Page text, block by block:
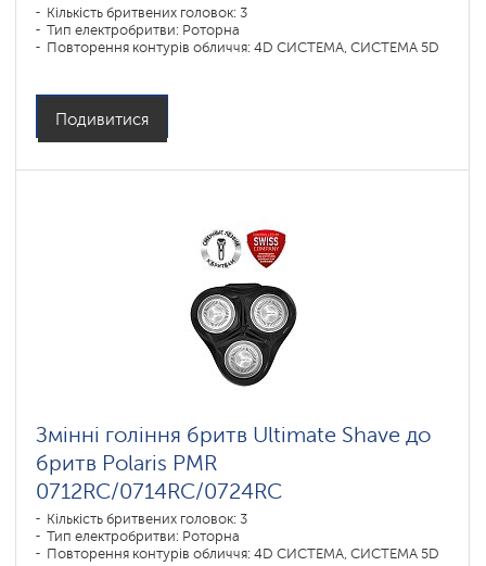
Кількість бритвених головок: 3
Тип електробритви: Роторна
Повторення контурів обличчя: 4D СИСТЕМА, СИСТЕМА 5D
Подивитися
Змінні гоління бритв Ultimate Shave до
бритв Polaris PMR
0712RC/0714RC/0724RC
Кількість бритвених головок: 3
Тип електробритви: Роторна
Повторення контурів обличчя: 4D СИСТЕМА, СИСТЕМА 5D